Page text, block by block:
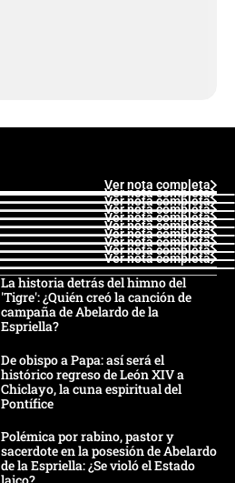
Ver nota completa
Ver nota completa
Ver nota completa
Ver nota completa
Ver nota completa
Ver nota completa
Ver nota completa
Ver nota completa
Ver nota completa
Ver nota completa
La historia detrás del himno del
'Tigre': ¿Quién creó la canción de
campaña de Abelardo de la
Espriella?
De obispo a Papa: así será el
histórico regreso de León XIV a
Chiclayo, la cuna espiritual del
Pontífice
Polémica por rabino, pastor y
sacerdote en la posesión de Abelardo
de la Espriella: ¿Se violó el Estado